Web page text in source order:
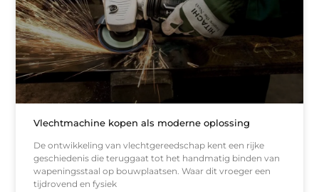
Vlechtmachine kopen als moderne oplossing
De ontwikkeling van vlechtgereedschap kent een rijke
geschiedenis die teruggaat tot het handmatig binden van
wapeningsstaal op bouwplaatsen. Waar dit vroeger een
tijdrovend en fysiek